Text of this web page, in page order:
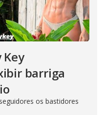
Key
barriga
os bastidores